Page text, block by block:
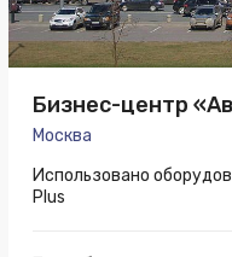
Бизнес-центр
Москва
Использовано
Plus